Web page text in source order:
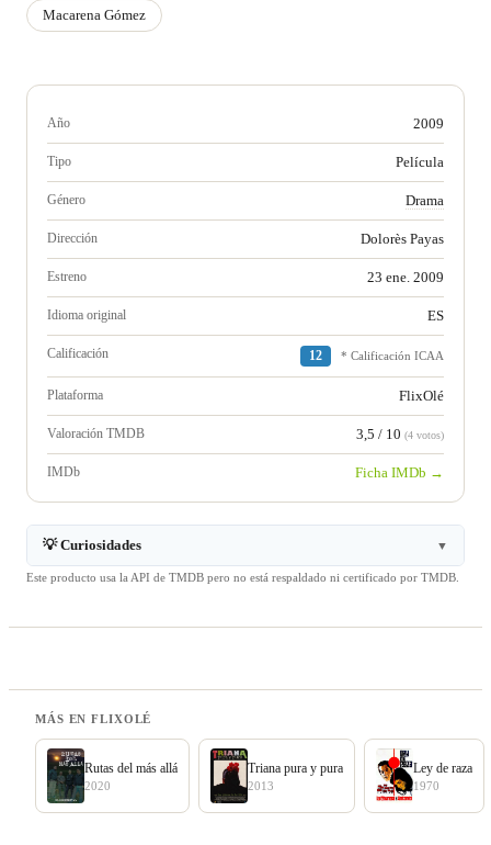
Macarena Gómez
Año 2009
Tipo Película
Género Drama
Dirección Dolorès Payas
Estreno 23 ene. 2009
Idioma original ES
Calificación 12 * Calificación ICAA
Plataforma FlixOlé
Valoración TMDB 3,5 / 10 (4 votos)
IMDb Ficha IMDb →
💡 Curiosidades ▼
Este producto usa la API de TMDB pero no está respaldado ni certificado por TMDB.
MÁS EN FLIXOLÉ
Rutas del más allá
2020
Triana pura y pura
2013
Ley de raza
1970